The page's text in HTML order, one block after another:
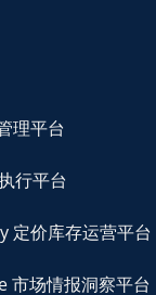
理平台
行平台
价库存运营平台
场情报洞察平台